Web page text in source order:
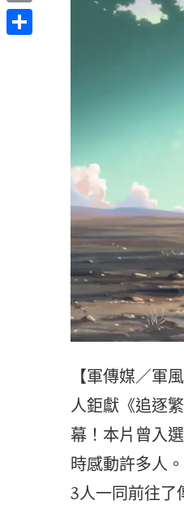
【軍傳媒／軍
人鉅獻《追逐
幕！本片曾入
時感動許多人
3人一同前往
Copy
Link